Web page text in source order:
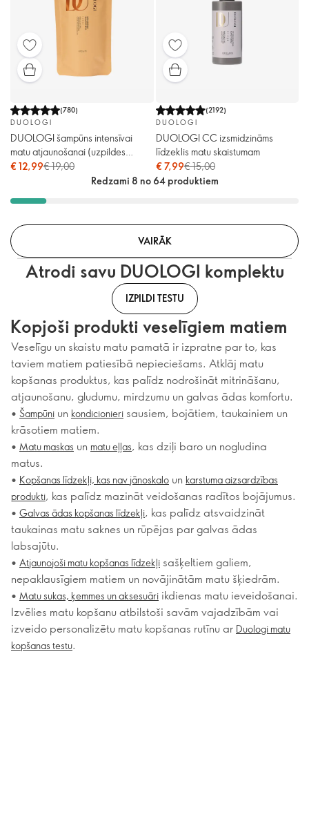
(780)
DUOLOGI
DUOLOGI šampūns intensīvai
matu atjaunošanai (uzpildes
iepakojums)
€ 12,99€ 19,00
(2192)
DUOLOGI
DUOLOGI CC izsmidzināms
līdzeklis matu skaistumam
€ 7,99€ 15,00
Redzami 8 no 64 produktiem
VAIRĀK
Atrodi savu DUOLOGI komplektu
IZPILDI TESTU
Kopjoši produkti veselīgiem matiem
Veselīgu un skaistu matu pamatā ir izpratne par to, kas
taviem matiem patiesībā nepieciešams. Atklāj matu
kopšanas produktus, kas palīdz nodrošināt mitrināšanu,
atjaunošanu, gludumu, mirdzumu un galvas ādas komfortu.
• Šampūni un kondicionieri sausiem, bojātiem, taukainiem un
krāsotiem matiem.
• Matu maskas un matu eļļas, kas dziļi baro un nogludina
matus.
• Kopšanas līdzekļi, kas nav jānoskalo un karstuma aizsardzības
produkti, kas palīdz mazināt veidošanas radītos bojājumus.
• Galvas ādas kopšanas līdzekļi, kas palīdz atsvaidzināt
taukainas matu saknes un rūpējas par galvas ādas
labsajūtu.
• Atjaunojoši matu kopšanas līdzekļi sašķeltiem galiem,
nepaklausīgiem matiem un novājinātām matu šķiedrām.
• Matu sukas, ķemmes un aksesuāri ikdienas matu ieveidošanai.
Izvēlies matu kopšanu atbilstoši savām vajadzībām vai
izveido personalizētu matu kopšanas rutīnu ar Duologi matu
kopšanas testu.